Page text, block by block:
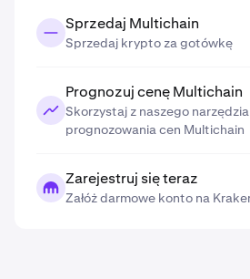
Sprzedaj Multichain
Sprzedaj krypto za gotówkę
Prognozuj cenę Multichain
Skorzystaj z naszego
prognozowania cen Multichain
Zarejestruj się teraz
Załóż darmowe konto na